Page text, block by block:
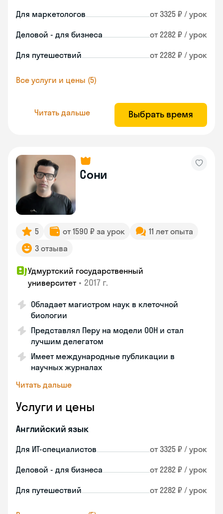
Для маркетологов от 3325 ₽ / урок
Деловой - для бизнеса от 2282 ₽ / урок
Для путешествий от 2282 ₽ / урок
Все услуги и цены (5)
Читать дальше Выбрать время
Сони
5 от 1590 ₽ за урок
11 лет опыта
3 отзыва
Удмуртский государственный
университет • 2017 г.
Обладает магистром наук в клеточной
биологии
Представлял Перу на модели ООН и стал
лучшим делегатом
Имеет международные публикации в
научных журналах
Читать дальше
Услуги и цены
Английский язык
Для ИТ-специалистов от 3325 ₽ / урок
Деловой - для бизнеса от 2282 ₽ / урок
Для путешествий от 2282 ₽ / урок